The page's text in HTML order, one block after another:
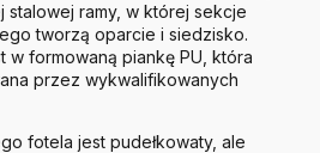
stalowej ramy, w której sekcje
tworzą oparcie i siedzisko.
w formowaną piankę PU, która
przez wykwalifikowanych
fotela jest pudełkowaty, ale